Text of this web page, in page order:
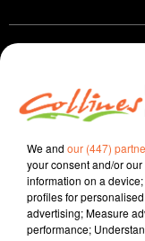
12 février 2026 -
Patrice
L'info près de
Agrobio 79
We and our (447)
your consent and/or
information on a
profiles for
advertising; Measure
performance;